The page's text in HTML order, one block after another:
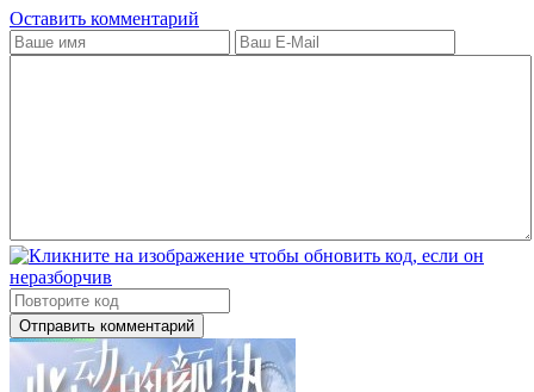
Оставить комментарий
Отправить комментарий